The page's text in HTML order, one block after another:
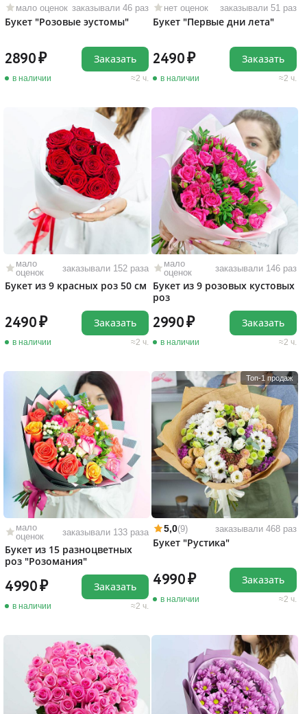
мало оценок заказывали 46 раз
Букет "Розовые эустомы"
2890
в наличии 2 ч.
Заказать
нет оценок заказывали 51 раз
Букет "Первые дни лета"
2490
в наличии 2 ч.
Заказать
мало
оценок
заказывали 152 раза
Букет из 9 красных роз 50 см
2490
в наличии 2 ч.
Заказать
мало
оценок
заказывали 146 раз
Букет из 9 розовых кустовых
роз
2990
в наличии 2 ч.
Заказать
мало
оценок
заказывали 133 раза
Букет из 15 разноцветных
роз "Розомания"
4990
в наличии 2 ч.
Заказать
Топ-1 продаж
5,0(9) заказывали 468 раз
Букет "Рустика"
4990
в наличии 2 ч.
Заказать